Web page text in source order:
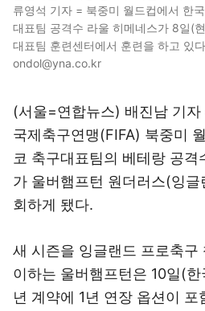
류영석 기자 = 북중미 월드컵에서 한
대표팀 공격수 라울 히메네스가 8일(
대표팀 훈련센터에서 훈련을 하고 있
ondol@yna.co.kr
(서울=연합뉴스) 배진남 기
국제축구연맹(FIFA) 북중미
코 축구대표팀의 베테랑 공
가 울버햄프턴 원더러스(잉
회하게 됐다.
새 시즌을 잉글랜드 프로축
이하는 울버햄프턴은 10일(
년 계약에 1년 연장 옵션이 포